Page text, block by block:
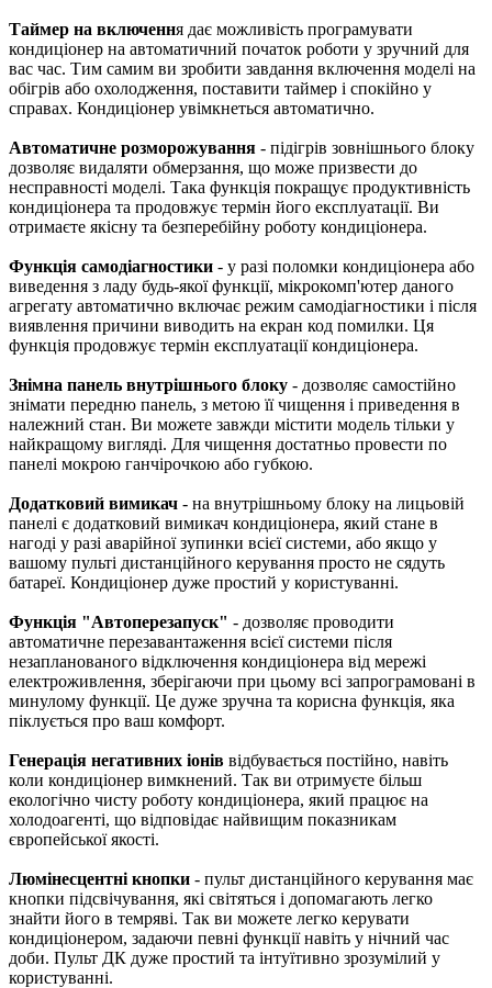
Таймер на включення дає можливість програмувати
кондиціонер на автоматичний початок роботи у зручний для
вас час. Тим самим ви зробити завдання включення моделі на
обігрів або охолодження, поставити таймер і спокійно у
справах. Кондиціонер увімкнеться автоматично.
Автоматичне розморожування - підігрів зовнішнього блоку
дозволяє видаляти обмерзання, що може призвести до
несправності моделі. Така функція покращує продуктивність
кондиціонера та продовжує термін його експлуатації. Ви
отримаєте якісну та безперебійну роботу кондиціонера.
Функція самодіагностики - у разі поломки кондиціонера або
виведення з ладу будь-якої функції, мікрокомп'ютер даного
агрегату автоматично включає режим самодіагностики і після
виявлення причини виводить на екран код помилки. Ця
функція продовжує термін експлуатації кондиціонера.
Знімна панель внутрішнього блоку - дозволяє самостійно
знімати передню панель, з метою її чищення і приведення в
належний стан. Ви можете завжди містити модель тільки у
найкращому вигляді. Для чищення достатньо провести по
панелі мокрою ганчірочкою або губкою.
Додатковий вимикач - на внутрішньому блоку на лицьовій
панелі є додатковий вимикач кондиціонера, який стане в
нагоді у разі аварійної зупинки всієї системи, або якщо у
вашому пульті дистанційного керування просто не сядуть
батареї. Кондиціонер дуже простий у користуванні.
Функція "Автоперезапуск" - дозволяє проводити
автоматичне перезавантаження всієї системи після
незапланованого відключення кондиціонера від мережі
електроживлення, зберігаючи при цьому всі запрограмовані в
минулому функції. Це дуже зручна та корисна функція, яка
піклується про ваш комфорт.
Генерація негативних іонів відбувається постійно, навіть
коли кондиціонер вимкнений. Так ви отримуєте більш
екологічно чисту роботу кондиціонера, який працює на
холодоагенті, що відповідає найвищим показникам
європейської якості.
Люмінесцентні кнопки - пульт дистанційного керування має
кнопки підсвічування, які світяться і допомагають легко
знайти його в темряві. Так ви можете легко керувати
кондиціонером, задаючи певні функції навіть у нічний час
доби. Пульт ДК дуже простий та інтуїтивно зрозумілий у
користуванні.